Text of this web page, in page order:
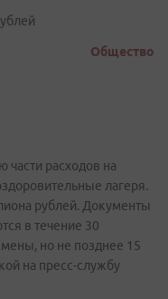
Общество
части расходов на
лагеря.
рублей. Документы
в течение 30
но не позднее 15
на пресс-службу